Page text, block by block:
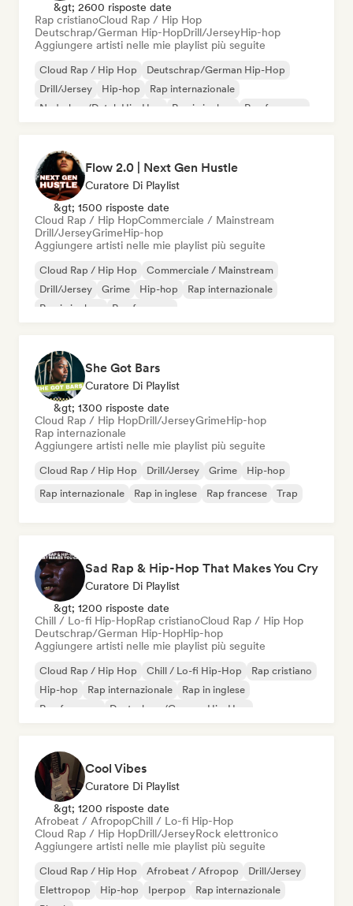
&gt; 2600 risposte date
Rap cristianoCloud Rap / Hip Hop
Deutschrap/German Hip-HopDrill/JerseyHip-hop
Aggiungere artisti nelle mie playlist più seguite
Cloud Rap / Hip Hop
Deutschrap/German Hip-Hop
Drill/Jersey
Hip-hop
Rap internazionale
Nederhop/Dutch Hip-Hop
Rap in inglese Rap francese
Flow 2.0 | Next Gen Hustle
Curatore Di Playlist
&gt; 1500 risposte date
Cloud Rap / Hip HopCommerciale / Mainstream
Drill/JerseyGrimeHip-hop
Aggiungere artisti nelle mie playlist più seguite
Cloud Rap / Hip Hop
Commerciale / Mainstream
Drill/Jersey
Grime Hip-hop
Rap internazionale
Rap in inglese
Rap francese
She Got Bars
Curatore Di Playlist
&gt; 1300 risposte date
Cloud Rap / Hip HopDrill/JerseyGrimeHip-hop
Rap internazionale
Aggiungere artisti nelle mie playlist più seguite
Cloud Rap / Hip Hop Drill/Jersey Grime
Hip-hop
Rap internazionale
Rap in inglese Rap francese Trap
Sad Rap & Hip-Hop That Makes You Cry
Curatore Di Playlist
&gt; 1200 risposte date
Chill / Lo-fi Hip-HopRap cristianoCloud Rap / Hip Hop
Deutschrap/German Hip-HopHip-hop
Aggiungere artisti nelle mie playlist più seguite
Cloud Rap / Hip Hop Chill / Lo-fi Hip-Hop
Rap cristiano
Hip-hop
Rap internazionale
Rap in inglese
Rap francese
Deutschrap/German Hip-Hop
Cool Vibes
Curatore Di Playlist
&gt; 1200 risposte date
Afrobeat / AfropopChill / Lo-fi Hip-Hop
Cloud Rap / Hip HopDrill/JerseyRock elettronico
Aggiungere artisti nelle mie playlist più seguite
Cloud Rap / Hip Hop Afrobeat / Afropop
Drill/Jersey
Elettropop
Hip-hop Iperpop
Rap internazionale